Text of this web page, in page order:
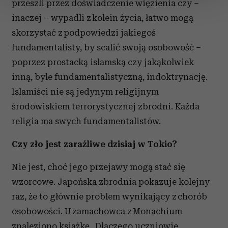
zmienić lub wycofać swoją zgodę w dowolnej chwili.
Wykorzystujemy pliki cookie do spersonalizowania treści
i reklam, aby oferować funkcje społecznościowe i
analizować ruch w naszej witrynie. Informacje o tym, jak
korzystasz z naszej witryny, udostępniamy partnerom
społecznościowym, reklamowym i analitycznym.
Partnerzy mogą połączyć te informacje z innymi danymi
otrzymanymi od Ciebie lub uzyskanymi podczas
korzystania z ich usług.
przeszli przez doświadczenie więzienia czy –
inaczej – wypadli z kolein życia, łatwo mogą
skorzystać z podpowiedzi jakiegoś
fundamentalisty, by scalić swoją osobowość –
poprzez prostacką islamską czy jakąkolwiek
inną, byle fundamentalistyczną, indoktrynację.
Islamiści nie są jedynym religijnym
środowiskiem terrorystycznej zbrodni. Każda
religia ma swych fundamentalistów.
Czy zło jest zaraźliwe dzisiaj w Tokio?
Nie jest, choć jego przejawy mogą stać się
wzorcowe. Japońska zbrodnia pokazuje kolejny
raz, że to głównie problem wynikający z chorób
osobowości. U zamachowca z Monachium
znaleziono książkę „Dlaczego uczniowie